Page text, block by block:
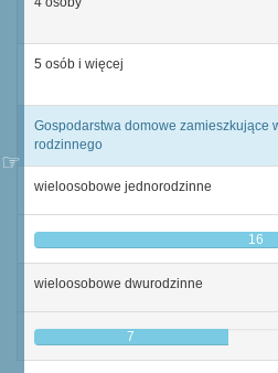
5 osób i więcej
Gospodarstwa domowe zamieszkujące
rodzinnego
wieloosobowe jednorodzinne
16
wieloosobowe dwurodzinne
7